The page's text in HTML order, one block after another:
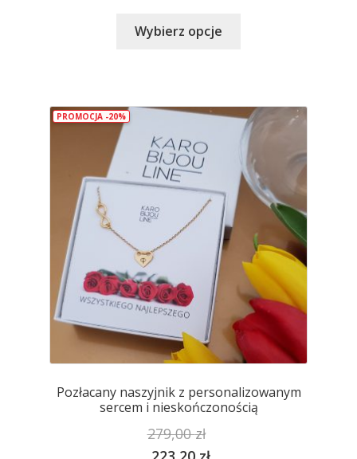
Wybierz opcje
wariantów.
Opcje
można
wybrać
na
stronie
produktu
PROMOCJA -20%
Pozłacany naszyjnik z personalizowanym
sercem i nieskończonością
279,00zł